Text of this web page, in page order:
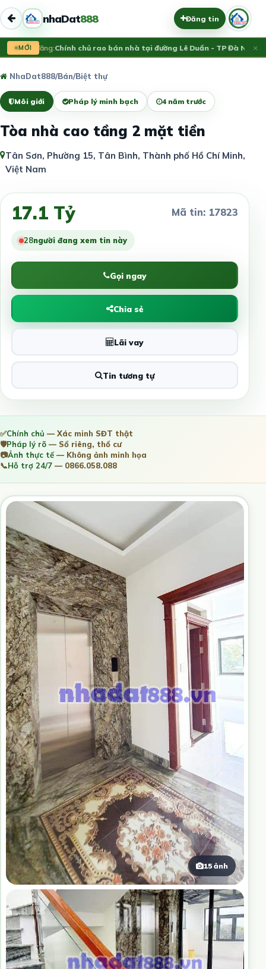
nhaDat888 Đăng tin
MỚI
Vừa đăng:Chính chủ rao bán nhà tại đường Lê Duẩn - TP Đà Nẵng;×
NhaDat888/Bán/Biệt thự
Môi giới Pháp lý minh bạch 4 năm trước
Tòa nhà cao tầng 2 mặt tiền
Tân Sơn, Phường 15, Tân Bình, Thành phố Hồ Chí Minh,
Việt Nam
17.1 Tỷ Mã tin: 17823
28người đang xem tin này
Gọi ngay
Chia sẻ
Lãi vay
Tin tương tự
✅Chính chủ — Xác minh SĐT thật
🛡️Pháp lý rõ — Sổ riêng, thổ cư
📷Ảnh thực tế— Không ảnh minh họa
📞Hỗ trợ 24/7 — 0866.058.088
15 ảnh